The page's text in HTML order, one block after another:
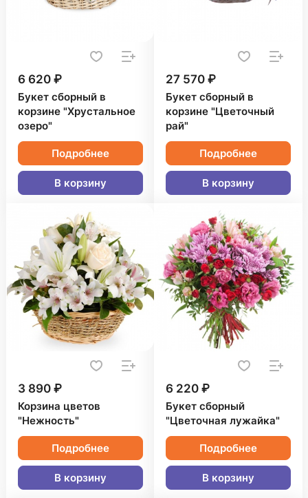
6 620 ₽
Букет сборный в
корзине "Хрустальное
озеро"
Подробнее
В корзину
27 570 ₽
Букет сборный в
корзине "Цветочный
рай"
Подробнее
В корзину
3 890 ₽
Корзина цветов
"Нежность"
Подробнее
В корзину
6 220 ₽
Букет сборный
"Цветочная лужайка"
Подробнее
В корзину